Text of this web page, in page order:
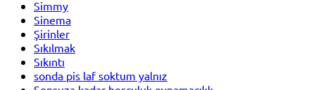
Simmy
Sinema
Şirinler
Sıkılmak
Sıkıntı
sonda pis laf soktum yalnız